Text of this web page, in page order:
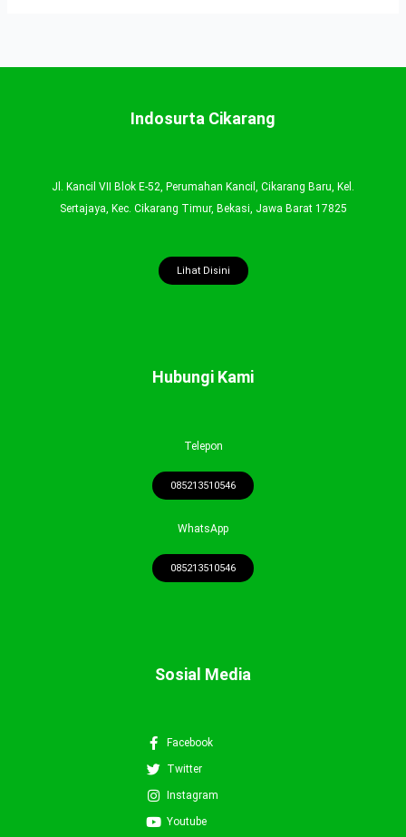
Indosurta Cikarang
Jl. Kancil VII Blok E-52, Perumahan Kancil, Cikarang Baru, Kel.
Sertajaya, Kec. Cikarang Timur, Bekasi, Jawa Barat 17825
Lihat Disini
Hubungi Kami
Telepon
085213510546
WhatsApp
085213510546
Sosial Media
Facebook
Twitter
Instagram
Youtube